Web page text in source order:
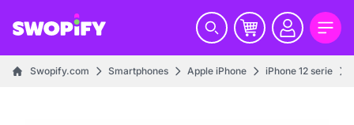
Swopify.com Smartphones Apple iPhone iPhone 12 serie